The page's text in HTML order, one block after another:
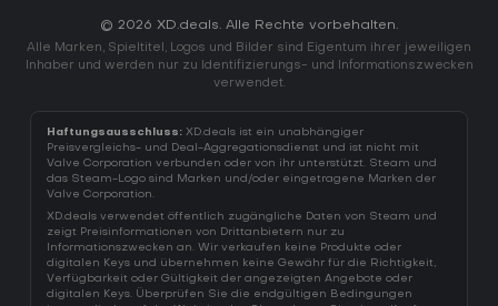
© 2026 XD.deals. Alle Rechte vorbehalten.
Alle Marken, Spieltitel, Logos und Bilder sind Eigentum ihrer jeweiligen
Inhaber und werden nur zu Identifizierungs- und Informationszwecken
verwendet.
Haftungsausschluss: XD.deals ist ein unabhängiger
Preisvergleichs- und Deal-Aggregationsdienst und ist nicht mit
Valve Corporation verbunden oder von ihr unterstützt. Steam und
das Steam-Logo sind Marken und/oder eingetragene Marken der
Valve Corporation.
XD.deals verwendet öffentlich zugängliche Daten von Steam und
zeigt Preisinformationen von Drittanbietern nur zu
Informationszwecken an. Wir verkaufen keine Produkte oder
digitalen Keys und übernehmen keine Gewähr für die Richtigkeit,
Verfügbarkeit oder Gültigkeit der angezeigten Angebote oder
digitalen Keys. Überprüfen Sie die endgültigen Bedingungen